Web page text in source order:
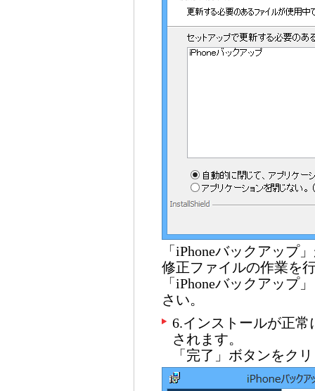
「iPhoneバックアップ
修正ファイルの作業を
「iPhoneバックアップ
さい。
6.インストールが正
されます。
「完了」ボタンをク